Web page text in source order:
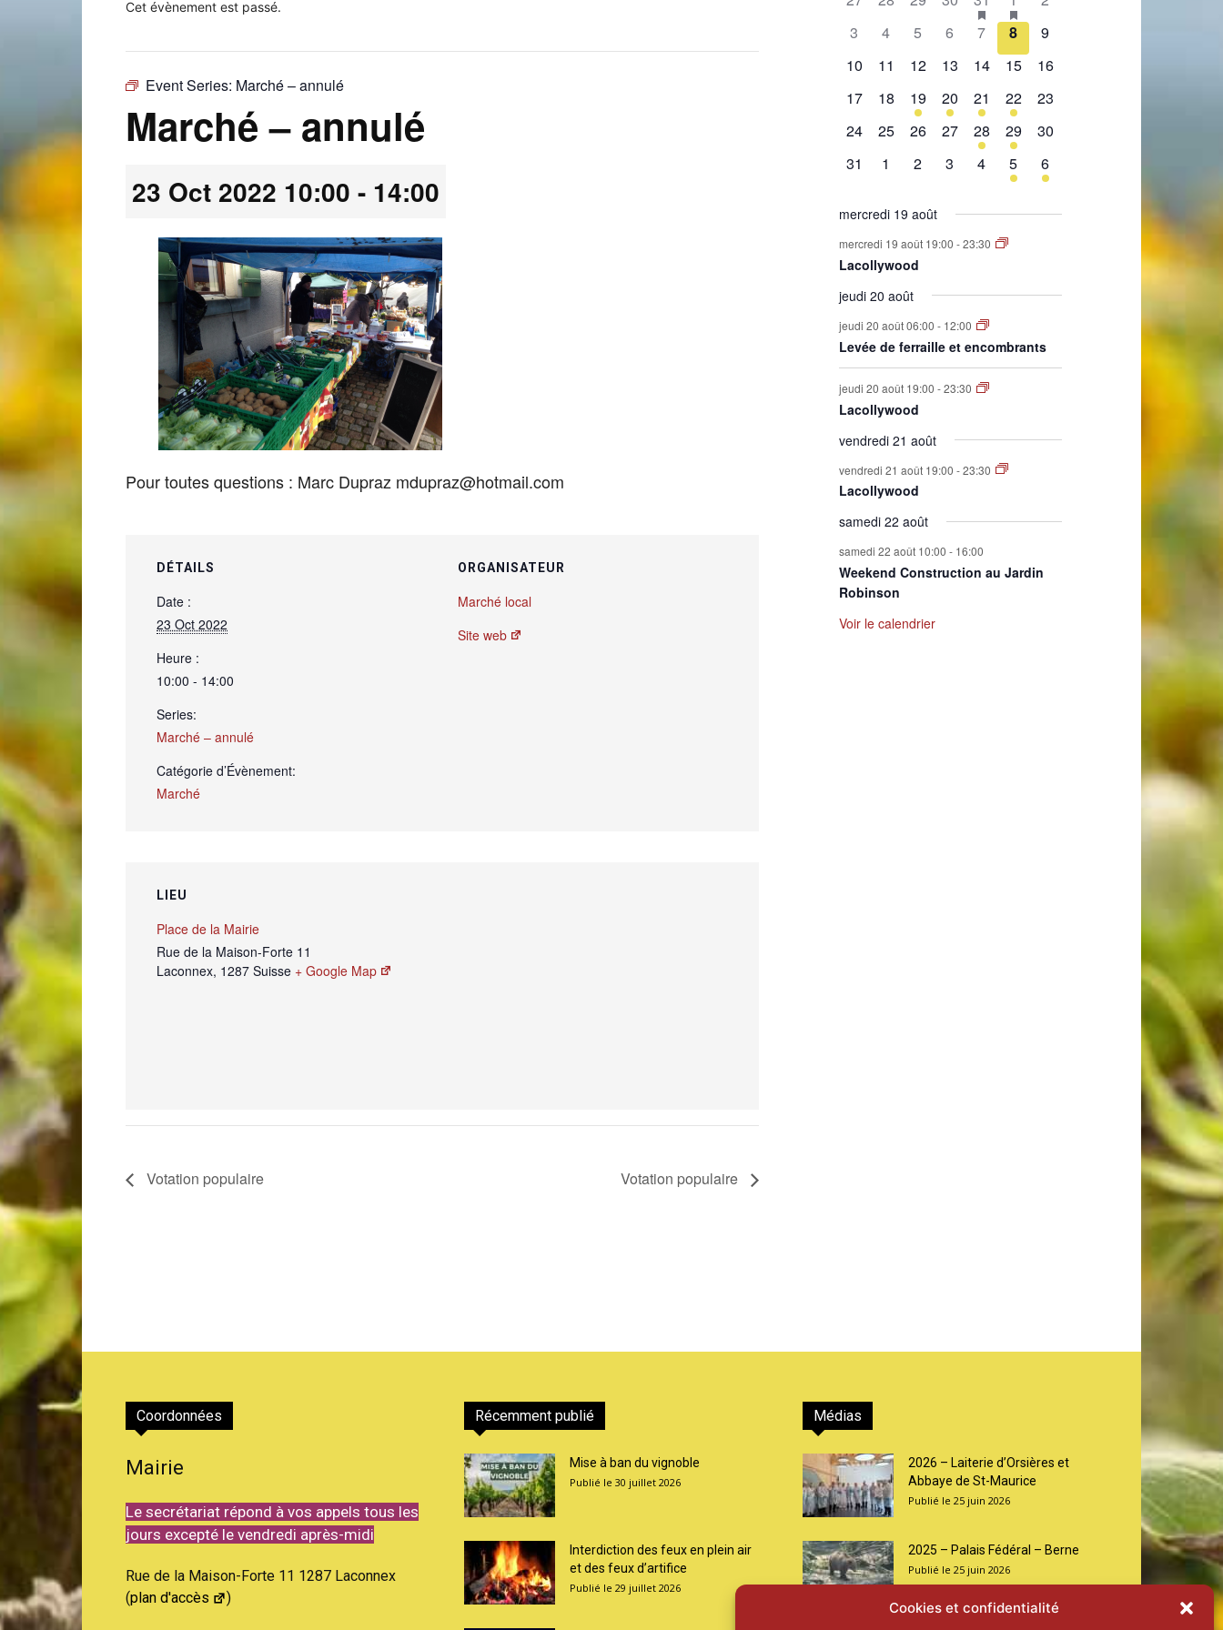
Cookies et confidentialité
Laconnex
Cet évènement est passé.
Event Series: Marché – annulé
Marché – annulé
23 Oct 2022 10:00 - 14:00
Pour toutes questions : Marc Dupraz mdupraz@hotmail.com
DÉTAILS
Date :
23 Oct 2022
Heure :
10:00 - 14:00
Series:
Marché – annulé
Catégorie d’Évènement:
Marché
ORGANISATEUR
Marché local
Site web
LIEU
Place de la Mairie
Rue de la Maison-Forte 11
Laconnex, 1287 Suisse + Google Map
Votation populaire Votation populaire
de
Évènements
évènement,évènement,
évènement,évènements,
0
3
0
4
0
5
0
évènement,
6
0
évènement,
7
0
évènement,
8
0
9
0
10
0
11
0
12
0
13
0
14
0
15
0
16
0
évènement,
17
0
évènement,
18
1
évènement,
19
2
évènements,
20
1
évènement,
21
2
évènements,
22
0
23
0
24
0
25
0
évènement,
26
0
évènement,
27
1
évènement,
28
1
évènement,
29
0
30
0
31
0
1
0
2
0
évènement,
3
0
évènement,
4
1
évènement,
5
1
évènement,
6
mercredi 19 août
mercredi 19 août 19:00 -23:30
Lacollywood
jeudi 20 août
jeudi 20 août 06:00 - 12:00
Levée de ferraille et encombrants
jeudi 20 août 19:00 -23:30
Lacollywood
vendredi 21 août
vendredi 21 août 19:00 -23:30
Lacollywood
samedi 22 août
samedi 22 août 10:00 - 16:00
Weekend Construction au Jardin
Robinson
Voir le calendrier
Coordonnées
Mairie
Le secrétariat répond à vos appels tous les
jours excepté le vendredi après-midi
Rue de la Maison-Forte 11 1287 Laconnex
(plan d'accès )
Récemment publié
Mise à ban du vignoble
30 juillet 2026
Interdiction des feux en plein air
et des feux d’artifice
29 juillet 2026
Médias
2026 – Laiterie d’Orsières et
Abbaye de St-Maurice
25 juin 2026
2025 – Palais Fédéral – Berne
25 juin 2026